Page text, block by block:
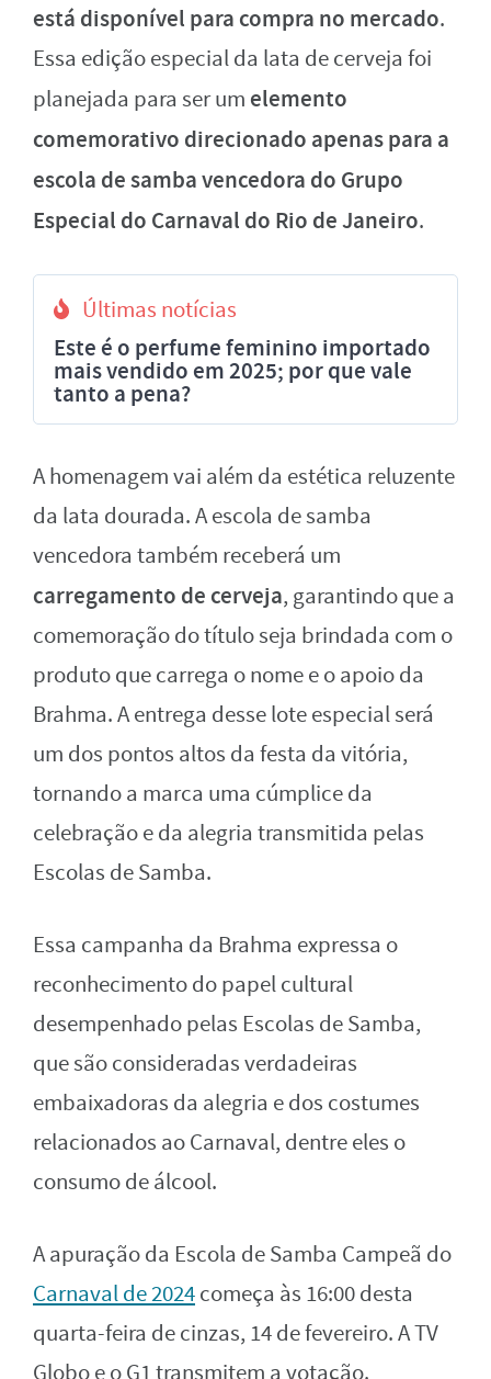
está disponível para compra no mercado.
Essa edição especial da lata de cerveja foi
planejada para ser um elemento
comemorativo direcionado apenas para a
escola de samba vencedora do Grupo
Especial do Carnaval do Rio de Janeiro.
Últimas notícias
Este é o perfume feminino importado
mais vendido em 2025; por que vale
tanto a pena?
A homenagem vai além da estética reluzente
da lata dourada. A escola de samba
vencedora também receberá um
carregamento de cerveja, garantindo que a
comemoração do título seja brindada com o
produto que carrega o nome e o apoio da
Brahma. A entrega desse lote especial será
um dos pontos altos da festa da vitória,
tornando a marca uma cúmplice da
celebração e da alegria transmitida pelas
Escolas de Samba.
Essa campanha da Brahma expressa o
reconhecimento do papel cultural
desempenhado pelas Escolas de Samba,
que são consideradas verdadeiras
embaixadoras da alegria e dos costumes
relacionados ao Carnaval, dentre eles o
consumo de álcool.
A apuração da Escola de Samba Campeã do
Carnaval de 2024começa às 16:00 desta
quarta-feira de cinzas, 14 de fevereiro. A TV
Globo e o G1 transmitem a votação.